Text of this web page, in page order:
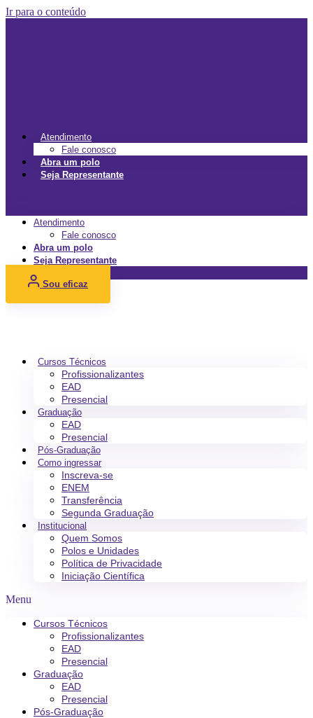
Ir para o conteúdo
Atendimento
Fale conosco
Abra um polo
Seja Representante
Atendimento
Fale conosco
Abra um polo
Seja Representante
Sou eficaz
Cursos Técnicos
Profissionalizantes
EAD
Presencial
Graduação
EAD
Presencial
Pós-Graduação
Como ingressar
Inscreva-se
ENEM
Transferência
Segunda Graduação
Institucional
Quem Somos
Polos e Unidades
Política de Privacidade
Iniciação Científica
Menu
Cursos Técnicos
Profissionalizantes
EAD
Presencial
Graduação
EAD
Presencial
Pós-Graduação